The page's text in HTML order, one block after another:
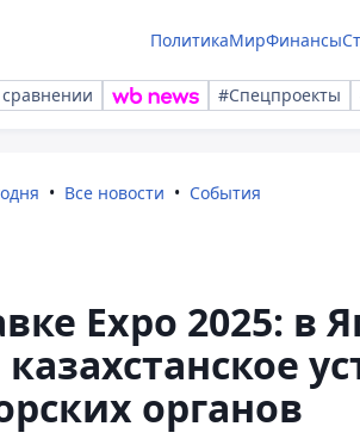
ПолитикаМирФинансы
#Спецпроекты
Все новости События
Expo 2025: в
органов